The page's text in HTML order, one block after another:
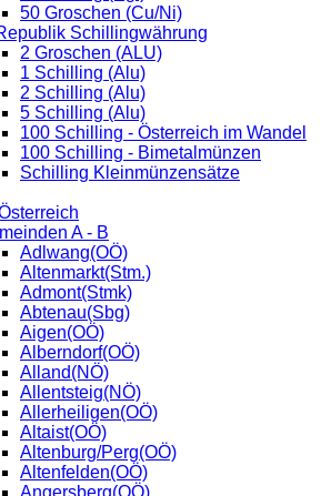
50 Groschen (Cu/Ni)
Schillingwährung
2 Groschen (ALU)
1 Schilling (Alu)
2 Schilling (Alu)
5 Schilling (Alu)
100 Schilling - Österreich im Wandel
100 Schilling - Bimetalmünzen
Schilling Kleinmünzensätze
A - B
Adlwang(OÖ)
Altenmarkt(Stm.)
Admont(Stmk)
Abtenau(Sbg)
Aigen(OÖ)
Alberndorf(OÖ)
Alland(NÖ)
Allentsteig(NÖ)
Allerheiligen(OÖ)
Altaist(OÖ)
Altenburg/Perg(OÖ)
Altenfelden(OÖ)
Angersberg(OÖ)